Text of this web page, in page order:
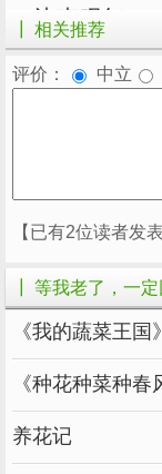
一边声叹气，
气”，把玉米
邻右舍熟悉的
在老家，所
的细水流年。
┃ 相关推荐
评价： 中立
【已有2位读者发
┃ 等我老了，一
《我的蔬菜王
《种花种菜种
养花记